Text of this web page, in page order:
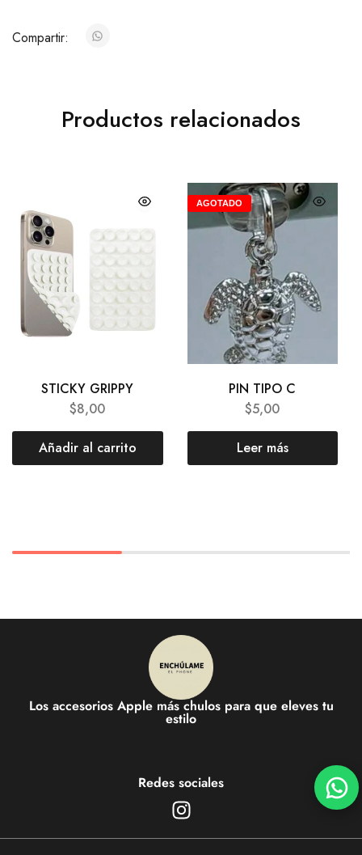
Compartir:
Productos relacionados
STICKY GRIPPY
$8,00
Añadir al carrito
AGOTADO
PIN TIPO C
$5,00
Leer más
Los accesorios Apple más chulos para que eleves tu
estilo
Redes sociales